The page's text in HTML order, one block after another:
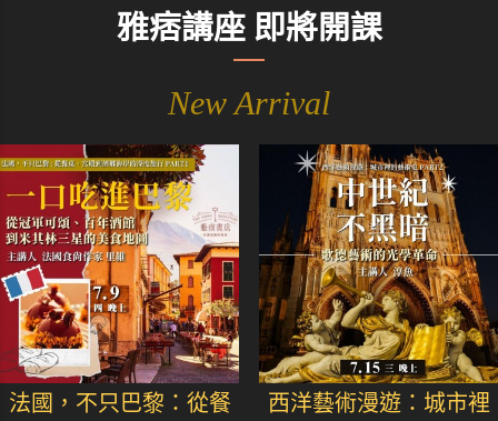
雅痞講座 即將開課
New Arrival
法國，不只巴黎：從餐
西洋藝術漫遊：城市裡